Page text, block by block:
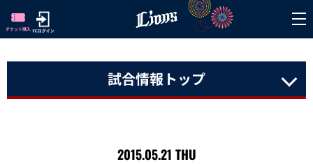
試合情報トップ
2015.05.21 THU